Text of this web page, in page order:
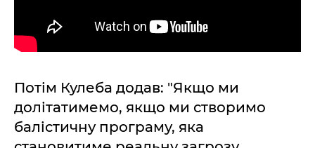
Потім Кулеба додав: "Якщо ми
долітатимемо, якщо ми створимо
балістичну програму, яка